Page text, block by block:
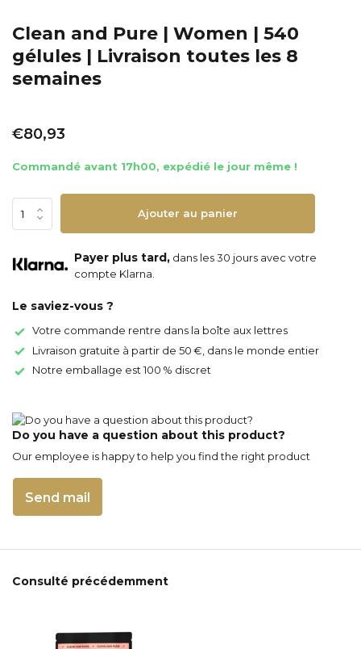
Clean and Pure | Women | 540
gélules | Livraison toutes les 8
semaines
€80,93
Commandé avant 17h00, expédié le jour même !
Ajouter au panier
Payer plus tard, dans les 30 jours avec votre
compte Klarna.
Le saviez-vous ?
Votre commande rentre dans la boîte aux lettres
Livraison gratuite à partir de 50 €, dans le monde entier
Notre emballage est 100 % discret
Do you have a question about this product?
Our employee is happy to help you find the right product
Send mail
Consulté précédemment